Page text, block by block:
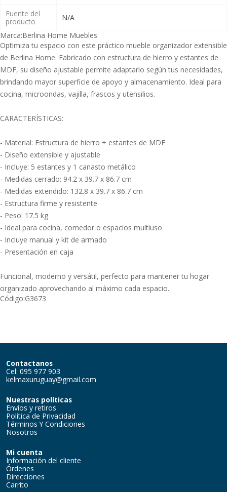
Fuente del
producto
N/A
Marca:Berlina Home Muebles
Optimiza tu espacio con este práctico mueble organizador extensible
de Berlina Home. Fabricado con estructura de hierro y estantes de
MDF, su diseño ajustable permite adaptarlo según tus necesidades,
brindando mayor superficie de apoyo y almacenamiento. Ideal para
cocina, microondas, vajilla, frascos y utensilios.
CARACTERÍSTICAS:
- Material: Estructura de hierro + estantes de MDF
- Diseño extensible y ajustable
- Incluye: 5 estantes y 1 canasto metálico
- Medidas cerrado: 94.2 x 39.7 x 86.7 cm
- Medidas extendido: 132.8 x 39.7 x 86.7 cm
- Estructura firme y resistente
- Peso: 17.5 kg
- Ideal para cocina, comedor o espacios multiuso
- Incluye manual y kit de armado
- Presentación en caja
Funcional, moderno y versátil, perfecto para mantener tu hogar
organizado aprovechando al máximo cada espacio.
Código:G3673
Contactanos
Cel: 095 977 903
kelmaxuruguay@gmail.com
Nuestras políticas
Envíos y retiros
Política de Privacidad
Términos Y Condiciones
Nosotros
Mi cuenta
Información del cliente
Órdenes
Direcciones
Carrito